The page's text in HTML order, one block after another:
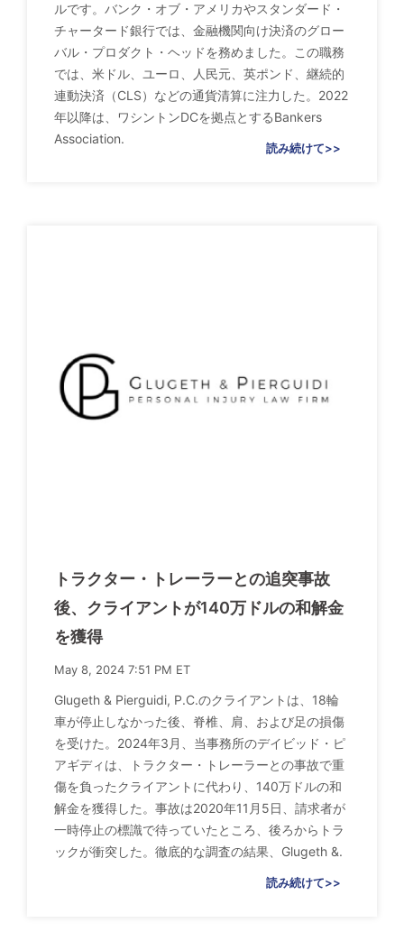
ルです。バンク・オブ・アメリカやスタンダード・
チャータード銀行では、金融機関向け決済のグロー
バル・プロダクト・ヘッドを務めました。この職務
では、米ドル、ユーロ、人民元、英ポンド、継続的
連動決済（CLS）などの通貨清算に注力した。2022
年以降は、ワシントンDCを拠点とするBankers
Association.
読み続けて>>
トラクター・トレーラーとの追突事故
後、クライアントが140万ドルの和解金
を獲得
May 8, 2024 7:51 PM ET
Glugeth & Pierguidi, P.C.のクライアントは、18輪
車が停止しなかった後、脊椎、肩、および足の損傷
を受けた。2024年3月、当事務所のデイビッド・ピ
アギディは、トラクター・トレーラーとの事故で重
傷を負ったクライアントに代わり、140万ドルの和
解金を獲得した。事故は2020年11月5日、請求者が
一時停止の標識で待っていたところ、後ろからトラ
ックが衝突した。徹底的な調査の結果、Glugeth &.
読み続けて>>